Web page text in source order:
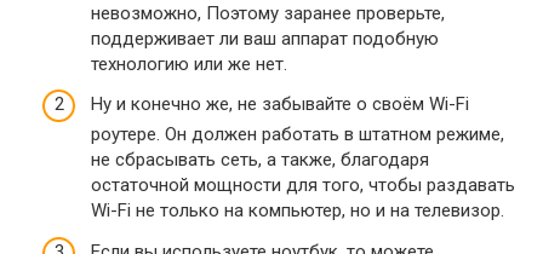
невозможно, Поэтому заранее проверьте,
поддерживает ли ваш аппарат подобную
технологию или же нет.
Ну и конечно же, не забывайте о своём Wi-Fi
роутере. Он должен работать в штатном режиме,
не сбрасывать сеть, а также, благодаря
остаточной мощности для того, чтобы раздавать
Wi-Fi не только на компьютер, но и на телевизор.